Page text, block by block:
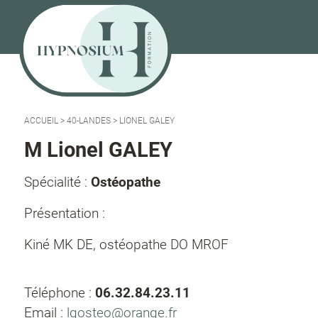
ACCUEIL > 40-LANDES > LIONEL GALEY
M Lionel GALEY
Spécialité : Ostéopathe
Présentation :
Kiné MK DE, ostéopathe DO MROF
Téléphone : 06.32.84.23.11
Email : lgosteo@orange.fr